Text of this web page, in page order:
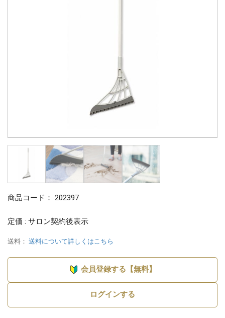
商品コード： 202397
定価 : サロン契約後表示
送料： 送料について詳しくはこちら
会員登録する【無料】
ログインする